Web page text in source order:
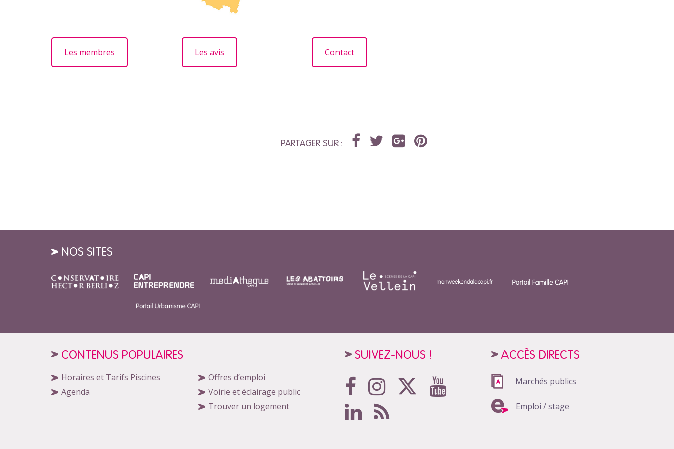
Les membres Les avis Contact
PARTAGER SUR :
NOS SITES
CONTENUS POPULAIRES
Horaires et Tarifs Piscines
Agenda
Offres d’emploi
Voirie et éclairage public
Trouver un logement
SUIVEZ-NOUS ! ACCÈS DIRECTS
Marchés publics
Emploi / stage